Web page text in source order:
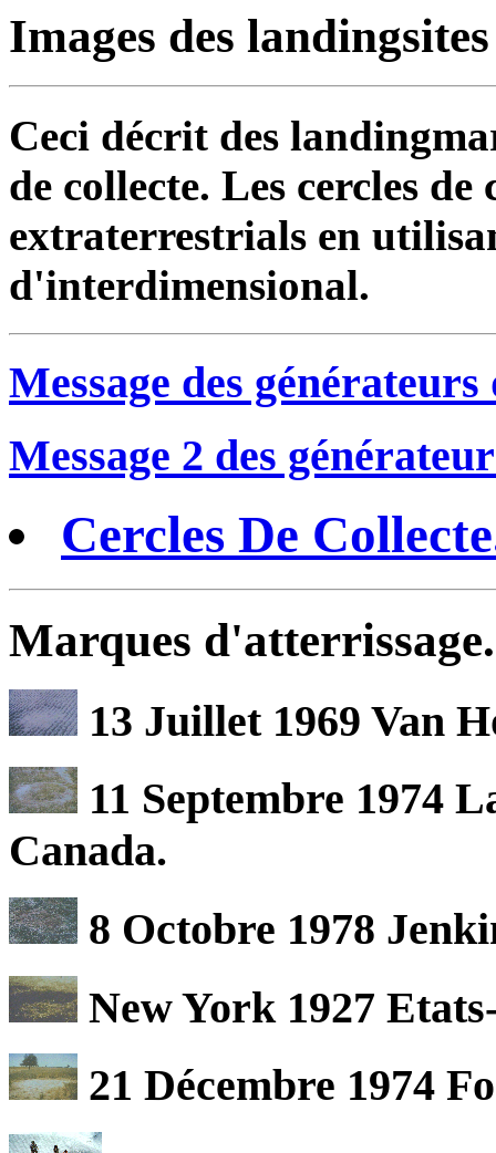
Images des
Ceci décrit des
de collecte. Les cercles
extraterrestrials en
d'interdimensional.
Message des générateurs
Message 2 des
Cercles De
Marques d'atterrissage.
13 Juillet 1969 Van
11 Septembre 1974
Canada.
8 Octobre 1978
New York 1927
21 Décembre 1974